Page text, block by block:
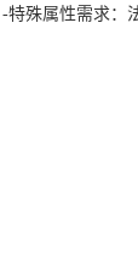
-特殊属性需求：